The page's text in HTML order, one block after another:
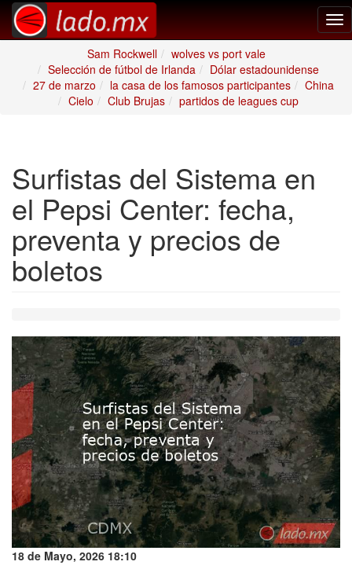
Sam Rockwell
wolves vs port vale
Selección de fútbol de Irlanda
Dólar estadounidense
27 de marzo
la casa de los famosos participantes
China
Cielo
Club Brujas partidos de leagues cup
Surfistas del Sistema en
el Pepsi Center: fecha,
preventa y precios de
boletos
18 de Mayo, 2026 18:10